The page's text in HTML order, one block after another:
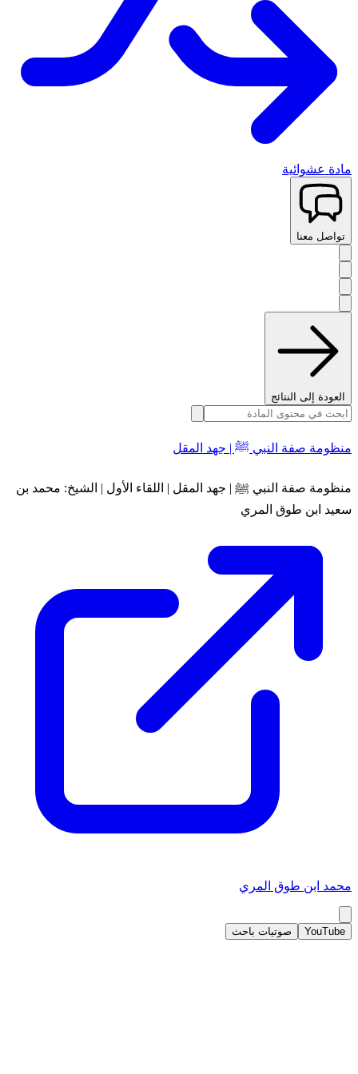
مادة عشوائية
تواصل معنا
العودة إلى النتائج
منظومة صفة النبي ﷺ | جهد المقل
منظومة صفة النبي ﷺ | جهد المقل | اللقاء الأول | الشيخ: محمد بن
سعيد ابن طوق المري
محمد ابن طوق المري
YouTube صوتيات باحث